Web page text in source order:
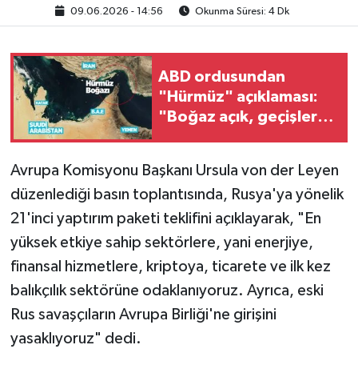
09.06.2026 - 14:56 Okunma Süresi: 4 Dk
ABD ordusundan
"Hürmüz" açıklaması:
"Boğaz açık, geçişler
Avrupa Komisyonu Başkanı Ursula von der Leyen
düzenlediği basın toplantısında, Rusya'ya yönelik
21'inci yaptırım paketi teklifini açıklayarak, "En
yüksek etkiye sahip sektörlere, yani enerjiye,
finansal hizmetlere, kriptoya, ticarete ve ilk kez
balıkçılık sektörüne odaklanıyoruz. Ayrıca, eski
Rus savaşçıların Avrupa Birliği'ne girişini
yasaklıyoruz" dedi.